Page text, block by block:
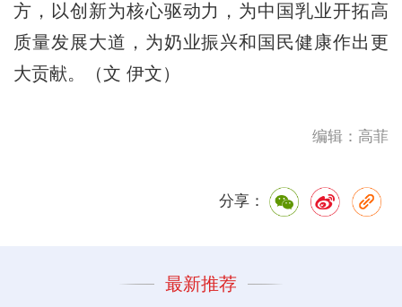
方，以创新为核心驱动力，为中国乳业开拓高
质量发展大道，为奶业振兴和国民健康作出更
大贡献。（文 伊文）
编辑：高菲
分享：
最新推荐